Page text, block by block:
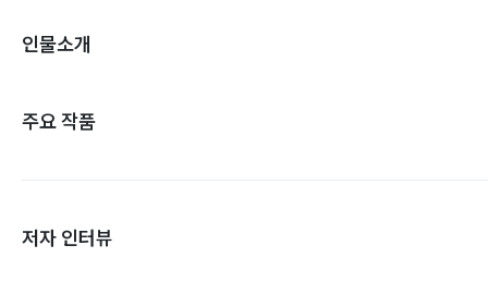
인물소개
주요 작품
저자 인터뷰